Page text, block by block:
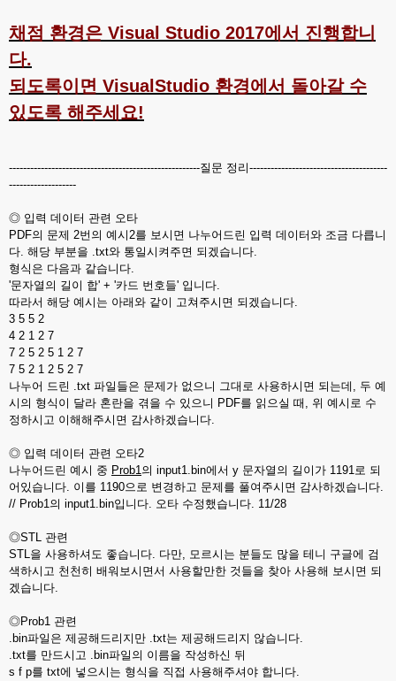
채점 환경은 Visual Studio 2017에서 진행합니
다.
되도록이면 VisualStudio 환경에서 돌아갈 수
있도록 해주세요!
------------------------------------------------------질문 정리---------------------------------------
-------------------
◎ 입력 데이터 관련 오타
PDF의 문제 2번의 예시2를 보시면 나누어드린 입력 데이터와 조금 다릅니
다. 해당 부분을 .txt와 통일시켜주면 되겠습니다.
형식은 다음과 같습니다.
'문자열의 길이 합' + '카드 번호들' 입니다.
따라서 해당 예시는 아래와 같이 고쳐주시면 되겠습니다.
3 5 5 2
4 2 1 2 7
7 2 5 2 5 1 2 7
7 5 2 1 2 5 2 7
나누어 드린 .txt 파일들은 문제가 없으니 그대로 사용하시면 되는데, 두 예
시의 형식이 달라 혼란을 겪을 수 있으니 PDF를 읽으실 때, 위 예시로 수
정하시고 이해해주시면 감사하겠습니다.
◎ 입력 데이터 관련 오타2
나누어드린 예시 중 Prob1의 input1.bin에서 y 문자열의 길이가 1191로 되
어있습니다. 이를 1190으로 변경하고 문제를 풀여주시면 감사하겠습니다.
// Prob1의 input1.bin입니다. 오타 수정했습니다. 11/28
◎STL 관련
STL을 사용하셔도 좋습니다. 다만, 모르시는 분들도 많을 테니 구글에 검
색하시고 천천히 배워보시면서 사용할만한 것들을 찾아 사용해 보시면 되
겠습니다.
◎Prob1 관련
.bin파일은 제공해드리지만 .txt는 제공해드리지 않습니다.
.txt를 만드시고 .bin파일의 이름을 작성하신 뒤
s f p를 txt에 넣으시는 형식을 직접 사용해주셔야 합니다.